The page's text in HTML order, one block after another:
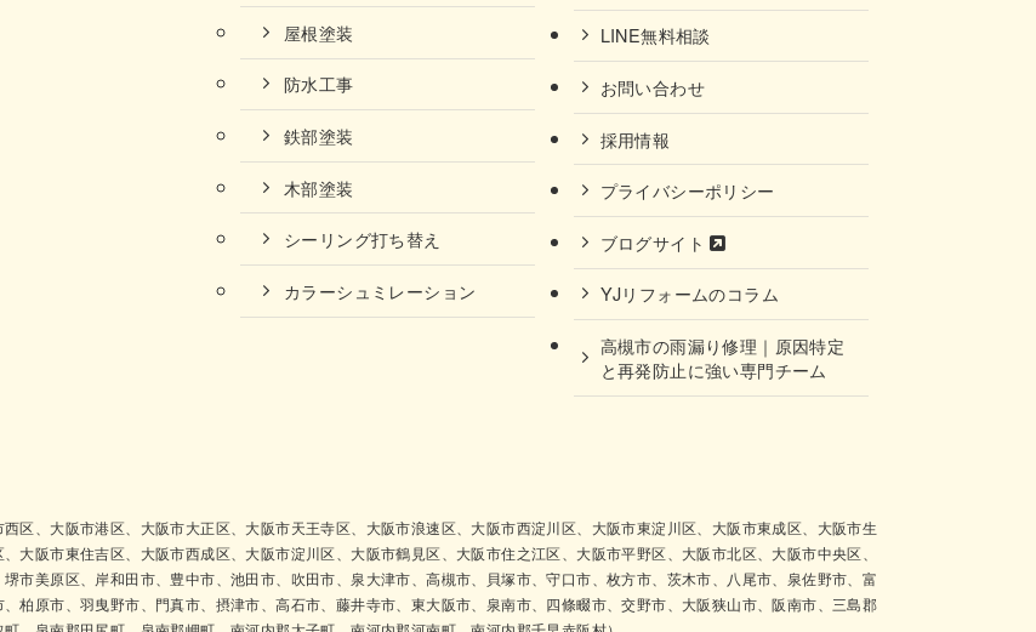
屋根塗装
防水工事
鉄部塗装
木部塗装
シーリング打ち替え
カラーシュミレーション
LINE無料相談
お問い合わせ
採用情報
プライバシーポリシー
ブログサイト
YJリフォームのコラム
高槻市の雨漏り修理｜原因特定
と再発防止に強い専門チーム
区、大阪市港区、大阪市大正区、大阪市天王寺区、大阪市浪速区、大阪市西淀川区、大阪市東淀川区、大阪市東成区、大阪市生
大阪市東住吉区、大阪市西成区、大阪市淀川区、大阪市鶴見区、大阪市住之江区、大阪市平野区、大阪市北区、大阪市中央区、
市美原区、岸和田市、豊中市、池田市、吹田市、泉大津市、高槻市、貝塚市、守口市、枚方市、茨木市、八尾市、泉佐野市、富
柏原市、羽曳野市、門真市、摂津市、高石市、藤井寺市、東大阪市、泉南市、四條畷市、交野市、大阪狭山市、阪南市、三島郡